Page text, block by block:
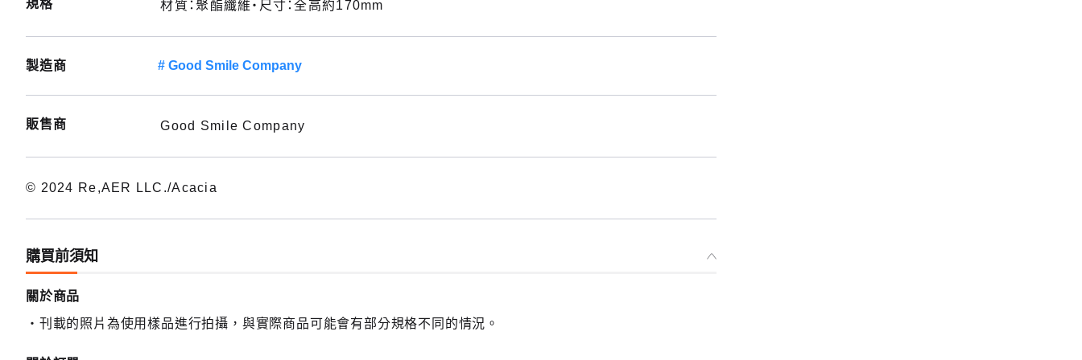
選擇類型
玩偶 佐伯米莉亞
規格 材質：聚酯纖維・尺寸：全高約170mm
製造商 Good Smile Company
販售商 Good Smile Company
© 2024 Re,AER LLC./Acacia
購買前須知
關於商品
刊載的照片為使用樣品進行拍攝，與實際商品可能會有部分規格不同的情況。